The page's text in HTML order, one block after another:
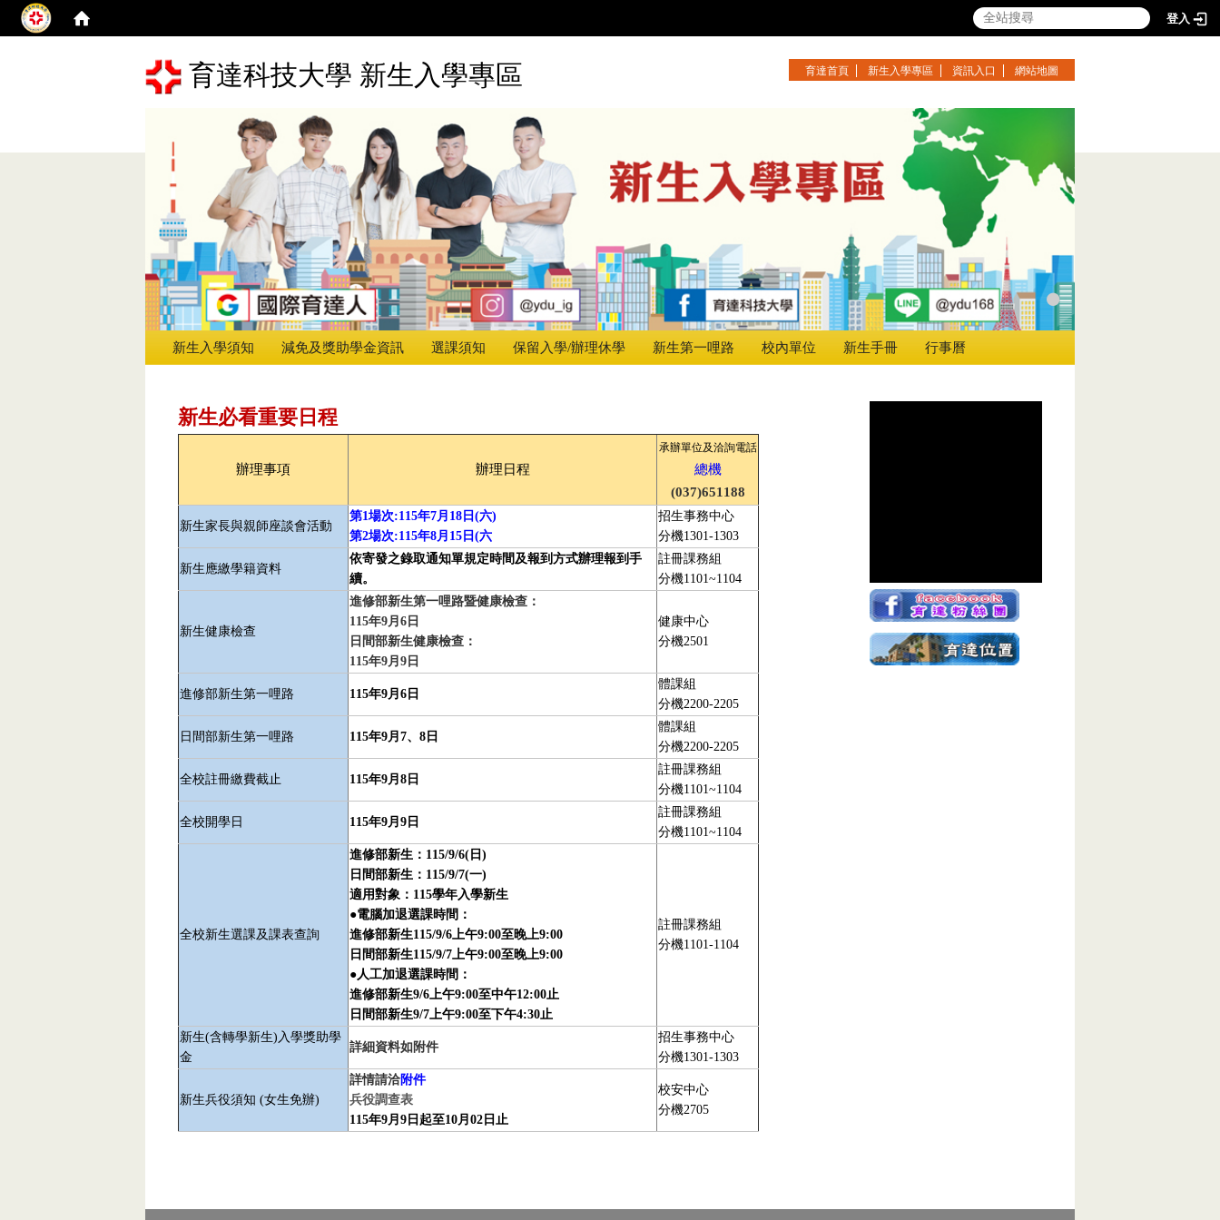
登入
育達科技大學 新生入學專區 育達首頁 新生入學專區 資訊入口 網站地圖
新生入學須知 減免及獎助學金資訊 選課須知 保留入學/辦理休學 新生第一哩路 校內單位 新生手冊 行事曆
新生必看重要日程
辦理事項 辦理日程
承辦單位及洽詢電話
總機
(037)651188
新生家長與親師座談會活動
第1場次:115年7月18日(六)
第2場次:115年8月15日(六
招生事務中心
分機1301-1303
新生應繳學籍資料
依寄發之錄取通知單規定時間及報到方式辦理報到手
續。
註冊課務組
分機1101~1104
新生健康檢查
進修部新生第一哩路暨健康檢查：
115年9月6日
日間部新生健康檢查：
115年9月9日
健康中心
分機2501
進修部新生第一哩路 115年9月6日
體課組
分機2200-2205
日間部新生第一哩路 115年9月7、8日
體課組
分機2200-2205
全校註冊繳費截止 115年9月8日
註冊課務組
分機1101~1104
全校開學日 115年9月9日
註冊課務組
分機1101~1104
全校新生選課及課表查詢
進修部新生：115/9/6(日)
日間部新生：115/9/7(一)
適用對象：115學年入學新生
●電腦加退選課時間：
進修部新生115/9/6上午9:00至晚上9:00
日間部新生115/9/7上午9:00至晚上9:00
●人工加退選課時間：
進修部新生9/6上午9:00至中午12:00止
日間部新生9/7上午9:00至下午4:30止
註冊課務組
分機1101-1104
新生(含轉學新生) 入學獎助學
金
詳細資料如附件
招生事務中心
分機1301-1303
新生兵役須知 (女生免辦)
詳情請洽附件
兵役調查表
115年9月9日起至10月02日止
校安中心
分機2705